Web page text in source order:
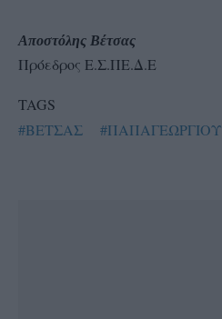
Αποστόλης Βέτσας
Πρόεδρος Ε.Σ.ΠΕ.Δ.Ε
TAGS
#ΒΕΤΣΑΣ
#ΠΑΠΑΓΕΩΡΓΙΟΥ